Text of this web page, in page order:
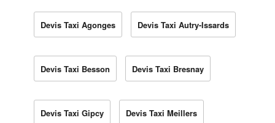
Devis Taxi Agonges Devis Taxi Autry-Issards
Devis Taxi Besson Devis Taxi Bresnay
Devis Taxi Gipcy Devis Taxi Meillers